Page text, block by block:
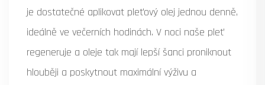
je dostatečné aplikovat pleťový olej jednou denně,
ideálně ve večerních hodinách. V noci naše pleť
regeneruje a oleje tak mají lepší šanci proniknout
hlouběji a poskytnout maximální výživu a